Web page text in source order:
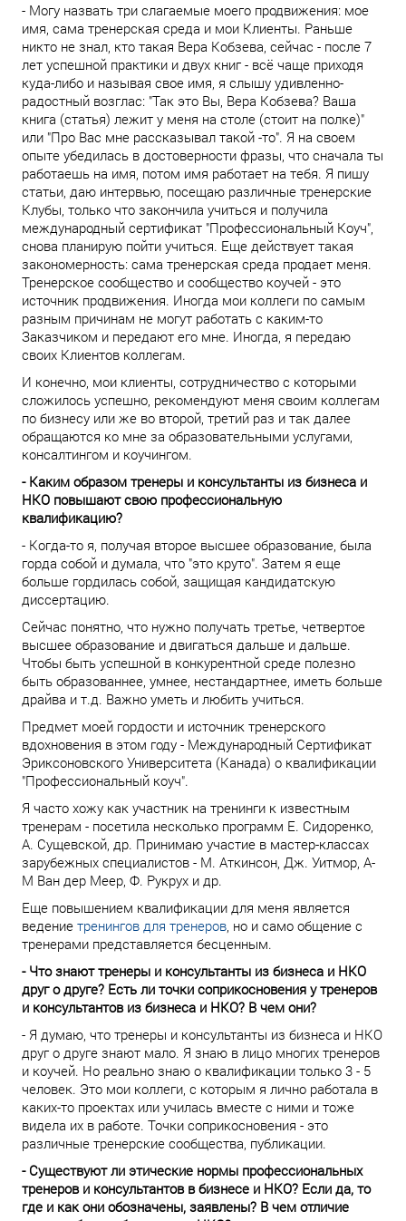
- Могу назвать три слагаемые моего продвижения: мое
имя, сама тренерская среда и мои Клиенты. Раньше
никто не знал, кто такая Вера Кобзева, сейчас - после 7
лет успешной практики и двух книг - всё чаще приходя
куда-либо и называя свое имя, я слышу удивленно-
радостный возглас: "Так это Вы, Вера Кобзева? Ваша
книга (статья) лежит у меня на столе (стоит на полке)"
или "Про Вас мне рассказывал такой -то". Я на своем
опыте убедилась в достоверности фразы, что сначала ты
работаешь на имя, потом имя работает на тебя. Я пишу
статьи, даю интервью, посещаю различные тренерские
Клубы, только что закончила учиться и получила
международный сертификат "Профессиональный Коуч",
снова планирую пойти учиться. Еще действует такая
закономерность: сама тренерская среда продает меня.
Тренерское сообщество и сообщество коучей - это
источник продвижения. Иногда мои коллеги по самым
разным причинам не могут работать с каким-то
Заказчиком и передают его мне. Иногда, я передаю
своих Клиентов коллегам.
И конечно, мои клиенты, сотрудничество с которыми
сложилось успешно, рекомендуют меня своим коллегам
по бизнесу или же во второй, третий раз и так далее
обращаются ко мне за образовательными услугами,
консалтингом и коучингом.
- Каким образом тренеры и консультанты из бизнеса и
НКО повышают свою профессиональную
квалификацию?
- Когда-то я, получая второе высшее образование, была
горда собой и думала, что "это круто". Затем я еще
больше гордилась собой, защищая кандидатскую
диссертацию.
Сейчас понятно, что нужно получать третье, четвертое
высшее образование и двигаться дальше и дальше.
Чтобы быть успешной в конкурентной среде полезно
быть образованнее, умнее, нестандартнее, иметь больше
драйва и т.д. Важно уметь и любить учиться.
Предмет моей гордости и источник тренерского
вдохновения в этом году - Международный Сертификат
Эриксоновского Университета (Канада) о квалификации
"Профессиональный коуч".
Я часто хожу как участник на тренинги к известным
тренерам - посетила несколько программ Е. Сидоренко,
А. Сущевской, др. Принимаю участие в мастер-классах
зарубежных специалистов - М. Аткинсон, Дж. Уитмор, А-
М Ван дер Меер, Ф. Рукрух и др.
Еще повышением квалификации для меня является
ведение тренингов для тренеров, но и само общение с
тренерами представляется бесценным.
- Что знают тренеры и консультанты из бизнеса и НКО
друг о друге? Есть ли точки соприкосновения у тренеров
и консультантов из бизнеса и НКО? В чем они?
- Я думаю, что тренеры и консультанты из бизнеса и НКО
друг о друге знают мало. Я знаю в лицо многих тренеров
и коучей. Но реально знаю о квалификации только 3 - 5
человек. Это мои коллеги, с которым я лично работала в
каких-то проектах или училась вместе с ними и тоже
видела их в работе. Точки соприкосновения - это
различные тренерские сообщества, публикации.
- Существуют ли этические нормы профессиональных
тренеров и консультантов в бизнесе и НКО? Если да, то
где и как они обозначены, заявлены? В чем отличие